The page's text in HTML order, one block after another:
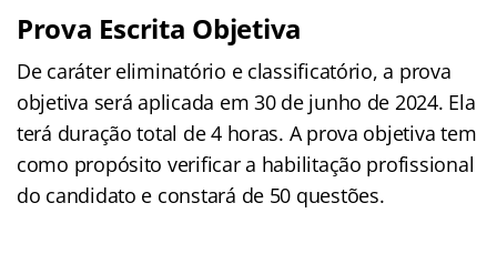
Prova Escrita Objetiva
De caráter eliminatório e classificatório, a prova
objetiva será aplicada em 30 de junho de 2024. Ela
terá duração total de 4 horas. A prova objetiva tem
como propósito verificar a habilitação profissional
do candidato e constará de 50 questões.